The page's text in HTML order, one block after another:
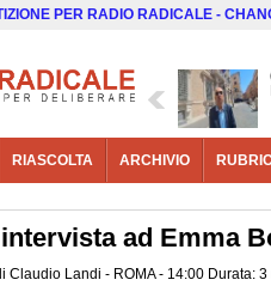
PER RADIO RADICALE -
RIASCOLTA ARCHIVIO
ad Emma
Claudio Landi - ROMA - 14:00 Durata: